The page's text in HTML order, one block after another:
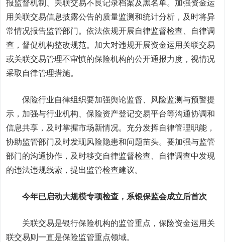
报监督机制、关联交易不良记录档案及黑名单。加强资金运
用关联交易信息披露公告的质量监测和统计分析，及时将异
常情况报告监管部门。依法依规开展自律监督检查、自律调
查，督促机构整改规范。加大对违规开展资金运用关联交易
或关联交易管理不审慎的保险机构的公开通报力度，视情况
采取自律管理措施。
保险行业自律组织要加强舆论监督、风险监测与预警提
示，加强与行业机构、保险资产登记交易平台等沟通协调和
信息共享，及时掌握市场新情况。充分发挥自律管理职能，
协助监管部门及时发现风险隐患和问题苗头。要加强与监管
部门的沟通协作，及时移交自律监督检查、自律调查中发现
的违法违规线索，提出监管检查建议。
今年已启动大规模专项检查，系银保监会成立后首次
关联交易是银行保险机构的监管重点，保险资金运用关
联交易则一直是保险监管重点领域。